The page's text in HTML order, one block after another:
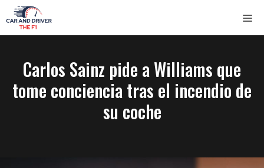
Saltar
al
contenido
Carlos Sainz pide a Williams que
tome conciencia tras el incendio de
su coche